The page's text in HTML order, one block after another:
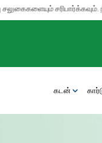
சரிபார்க்கவும்.
கடன்